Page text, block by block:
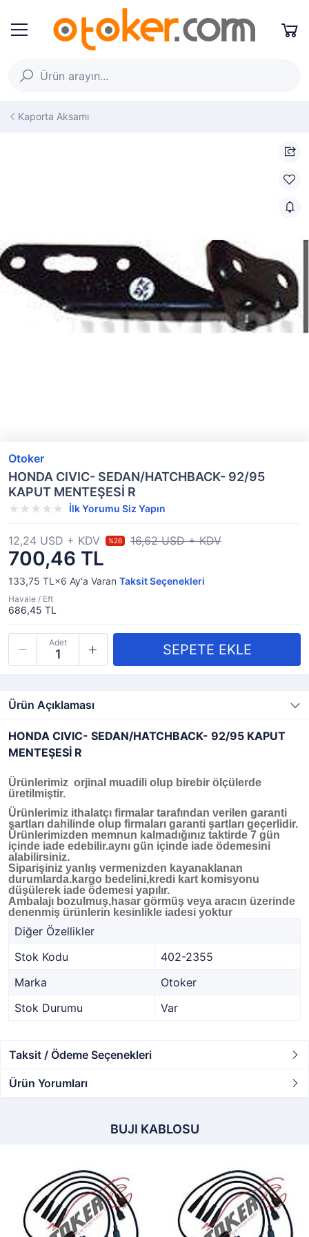
Kaporta Aksamı
Otoker
HONDA CIVIC- SEDAN/HATCHBACK- 92/95
KAPUT MENTEŞESİ R
İlk Yorumu Siz Yapın
700,46 TL
12,24 USD + KDV %26 16,62 USD + KDV
133,75 TL×6 Ay'a Varan Taksit Seçenekleri
Havale / Eft
686,45 TL
Adet
Ürün Açıklaması
HONDA CIVIC- SEDAN/HATCHBACK- 92/95 KAPUT
MENTEŞESİ R
Ürünlerimiz orjinal muadili olup birebir ölçülerde
üretilmiştir.
Ürünlerimiz ithalatçı firmalar tarafından verilen garanti
şartları dahilinde olup firmaları garanti şartları geçerlidir.
Ürünlerimizden memnun kalmadığınız taktirde 7 gün
içinde iade edebilir.aynı gün içinde iade ödemesini
alabilirsiniz.
Siparişiniz yanlış vermenizden kayanaklanan
durumlarda.kargo bedelini,kredi kart komisyonu
düşülerek iade ödemesi yapılır.
Ambalajı bozulmuş,hasar görmüş veya aracın üzerinde
denenmiş ürünlerin kesinlikle iadesi yoktur
Diğer Özellikler
Stok Kodu
402-2355
Marka
Otoker
Stok Durumu
Var
Taksit / Ödeme Seçenekleri
Ürün Yorumları
BUJI KABLOSU